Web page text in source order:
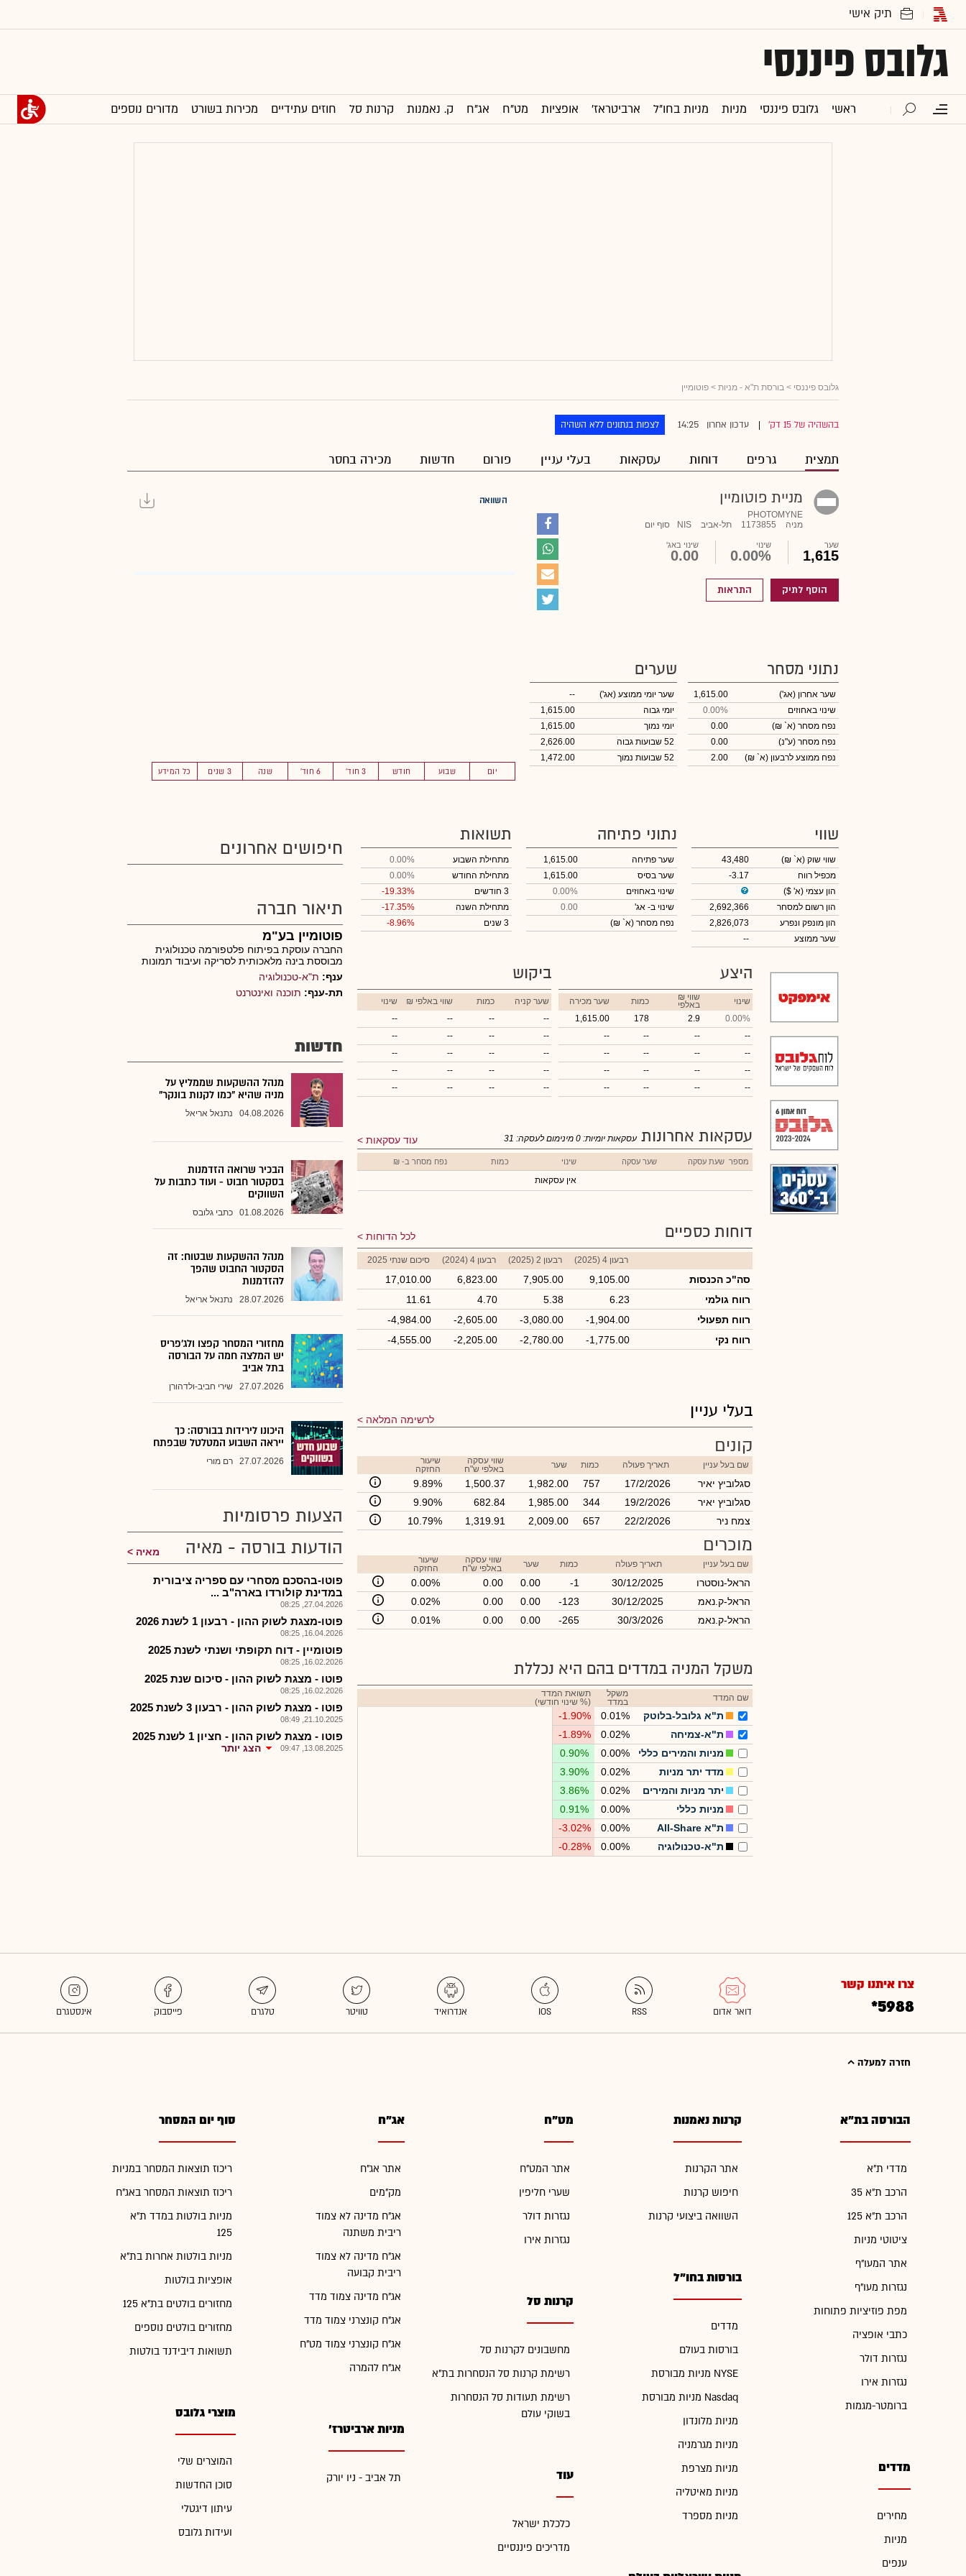
גלובס פיננסי
ראשי גלובס פיננסי מניות מניות בחו"ל ארביטראז' אופציות מט"ח אג"ח ק. נאמנות קרנות סל חוזים עתידיים מכירות בשורט מדורים נוספים
גלובס פיננסי > בורסת ת"א - מניות > פוטומיין
בהשהיה של 15 דק' עדכון אחרון 14:25 לצפות בנתונים ללא השהיה
תמצית גרפים דוחות עסקאות בעלי עניין פורום חדשות מכירה בחסר
מניית פוטומיין
PHOTOMYNE
מניה
1173855 תל-אביב NIS סוף יום
שער
1,615
שינוי
0.00%
שינוי באג'
0.00
הוסף לתיק התראות
השוואה
יום שבוע חודש 3 חוד' 6 חוד' שנה 3 שנים כל המידע
נתוני מסחר
שער אחרון (אג')
1,615.00
שינוי באחוזים
0.00%
נפח מסחר (א` ₪)
0.00
נפח מסחר (ע"נ)
0.00
נפח ממוצע לרבעון (א` ₪)
2.00
שערים
שער יומי ממוצע (אג')
--
יומי גבוה
1,615.00
יומי נמוך
1,615.00
52 שבועות גבוה
2,626.00
52 שבועות נמוך
1,472.00
שווי
שווי שוק (א` ₪)
43,480
מכפיל רווח
-3.17
הון עצמי (א' $)
הון רשום למסחר
2,692,366
הון מונפק ונפרע
2,826,073
שער ממוצע
--
נתוני פתיחה
שער פתיחה
1,615.00
שער בסיס
1,615.00
שינוי באחוזים
0.00%
שינוי ב- אג'
0.00
נפח מסחר (א` ₪)
תשואות
מתחילת השבוע
0.00%
מתחילת החודש
0.00%
3 חודשים
-19.33%
מתחילת השנה
-17.35%
3 שנים
-8.96%
היצע
שינוי ₪ שווי
באלפי כמות
שער מכירה
0.00%
2.9
178
1,615.00
--
--
--
--
--
--
--
--
--
--
--
--
--
--
--
--
ביקוש
שער קניה כמות ₪ שווי באלפי
שינוי
--
--
--
--
--
--
--
--
--
--
--
--
--
--
--
--
--
--
--
--
עסקאות אחרונות עוד עסקאות עסקאות יומיות: 0 מינימום לעסקה: 31
מספר שעת עסקה שער עסקה שינוי כמות נפח מסחר ב- ₪
אין עסקאות
דוחות כספיים לכל הדוחות
רבעון 4 (2025) רבעון 2 (2025) רבעון 4 (2024) סיכום שנתי 2025
סה"כ הכנסות 9,105.00
7,905.00
6,823.00
17,010.00
רווח גולמי
6.23
5.38
4.70
11.61
רווח תפעולי
-1,904.00
-3,080.00
-2,605.00
-4,984.00
רווח נקי
-1,775.00
-2,780.00
-2,205.00
-4,555.00
בעלי עניין לרשימה המלאה
קונים
שם בעל עניין תאריך פעולה כמות שער
שווי עסקה
באלפי ש"ח
שיעור
החזקה
סגלוביץ יאיר 17/2/2026
757
1,982.00
1,500.37
9.89%
סגלוביץ יאיר
19/2/2026
344
1,985.00
682.84
9.90%
צמח ניר
22/2/2026
657
2,009.00
1,319.91
10.79%
מוכרים
שם בעל עניין תאריך פעולה כמות שער
שווי עסקה
באלפי ש"ח
שיעור
החזקה
הראל-נוסטרו 30/12/2025
-1
0.00
0.00
0.00%
הראל-ק.נאמ
30/12/2025
-123
0.00
0.00
0.02%
הראל-ק.נאמ
30/3/2026
-265
0.00
0.00
0.01%
משקל המניה במדדים בהם היא נכללת
שם המדד
משקל
במדד
תשואת המדד
(% שינוי חודשי)
ת"א גלובל-בלוטק 0.01%
-1.90%
ת"א-צמיחה
0.02%
-1.89%
מניות והמירים כללי
0.00%
0.90%
מדד יתר מניות
0.02%
3.90%
יתר מניות והמירים
0.02%
3.86%
מניות כללי
0.00%
0.91%
ת"א All-Share
0.00%
-3.02%
ת"א-טכנולוגיה
0.00%
-0.28%
חיפושים אחרונים
תיאור חברה
פוטומיין בע"מ
החברה עוסקת בפיתוח פלטפורמה טכנולוגית
מבוססת בינה מלאכותית לסריקה ועיבוד תמונות
ענף: ת"א-טכנולוגיה
תת-ענף: תוכנה ואינטרנט
חדשות
מנהל ההשקעות שממליץ על
מניה שהיא "כמו לקנות בונקר"
04.08.2026 נתנאל אריאל
הבכיר שרואה הזדמנות
בסקטור חבוט - ועוד כתבות על
השווקים
01.08.2026 כתבי גלובס
מנהל ההשקעות שבטוח: זה
הסקטור החבוט שהפך
להזדמנות
28.07.2026 נתנאל אריאל
מחזורי המסחר קפצו ולג'פריס
יש המלצה חמה על הבורסה
בתל אביב
27.07.2026 שירי חביב-ולדהורן
היכונו לירידות בבורסה: כך
ייראה השבוע המטלטל שבפתח
27.07.2026 רם מורי
הצעות פרסומיות
הודעות בורסה - מאיה
מאיה
פוטו-בהסכם מסחרי עם ספריה ציבורית
במדינת קולורדו בארה"ב ...
27.04.2026, 08:25
פוטו-מצגת לשוק ההון - רבעון 1 לשנת 2026
16.04.2026, 08:25
פוטומיין - דוח תקופתי ושנתי לשנת 2025
16.02.2026, 08:25
פוטו - מצגת לשוק ההון - סיכום שנת 2025
16.02.2026, 08:25
פוטו - מצגת לשוק ההון - רבעון 3 לשנת 2025
21.10.2025, 08:49
פוטו - מצגת לשוק ההון - חציון 1 לשנת 2025
13.08.2025, 09:47 הצג יותר
צרו איתנו קשר
*5988
חזרה למעלה
הבורסה בת"א
מדדי ת"א
הרכב ת"א 35
הרכב ת"א 125
ציטוטי מניות
אתר המעו"ף
נגזרות מעו"ף
מפת פוזיציות פתוחות
כתבי אופציה
נגזרות דולר
נגזרות אירו
ברומטר-מגמות
מדדים
מחירים
מניות
ענפים
קרנות נאמנות
אתר הקרנות
חיפוש קרנות
השוואה ביצועי קרנות
בורסות בחו"ל
מדדים
בורסות בעולם
מניות מבורסת NYSE
מניות מבורסת Nasdaq
מניות מלונדון
מניות מגרמניה
מניות מצרפת
מניות מאיטליה
מניות מספרד
מט"ח
אתר המט"ח
שערי חליפין
נגזרות דולר
נגזרות אירו
קרנות סל
מחשבונים לקרנות סל
רשימת קרנות סל הנסחרות בת"א
רשימת תעודות סל הנסחרות
בשוקי עולם
עוד
כלכלת ישראל
מדריכים פיננסיים
אג"ח
אתר אג"ח
מק"מים
אג"ח מדינה לא צמוד
ריבית משתנה
אג"ח מדינה לא צמוד
ריבית קבועה
אג"ח מדינה צמוד מדד
אג"ח קונצרני צמוד מדד
אג"ח קונצרני צמוד מט"ח
אג"ח להמרה
מניות ארביטרז'
תל אביב - ניו יורק
סוף יום המסחר
ריכוז תוצאות המסחר במניות
ריכוז תוצאות המסחר באג"ח
מניות בולטות במדד ת"א
125
מניות בולטות אחרות בת"א
אופציות בולטות
מחזורים בולטים בת"א 125
מחזורים בולטים נוספים
תשואות דיבידנד בולטות
מוצרי גלובס
המוצרים שלי
סוכן החדשות
עיתון דיגטלי
ועידות גלובס